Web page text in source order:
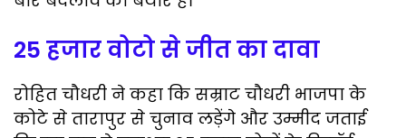
25 हजार वोटो से जीत का दावा
रोहित चौधरी ने कहा कि सम्राट चौधरी भाजपा के
कोटे से तारापुर से चुनाव लड़ेंगे और उम्मीद जताई